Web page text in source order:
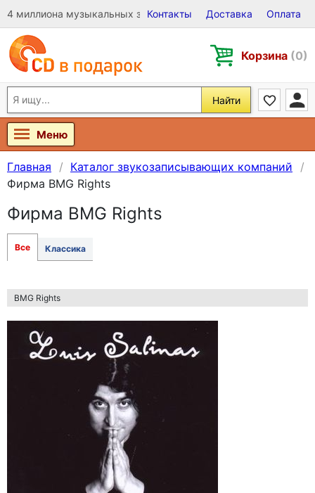
4 миллиона музыкальных записей на Виниле, CD и DVD
Контакты Доставка Оплата
Корзина (0)
Найти
Меню
Главная
Каталог звукозаписывающих компаний
Фирма BMG Rights
Фирма BMG Rights
Все Классика
BMG Rights